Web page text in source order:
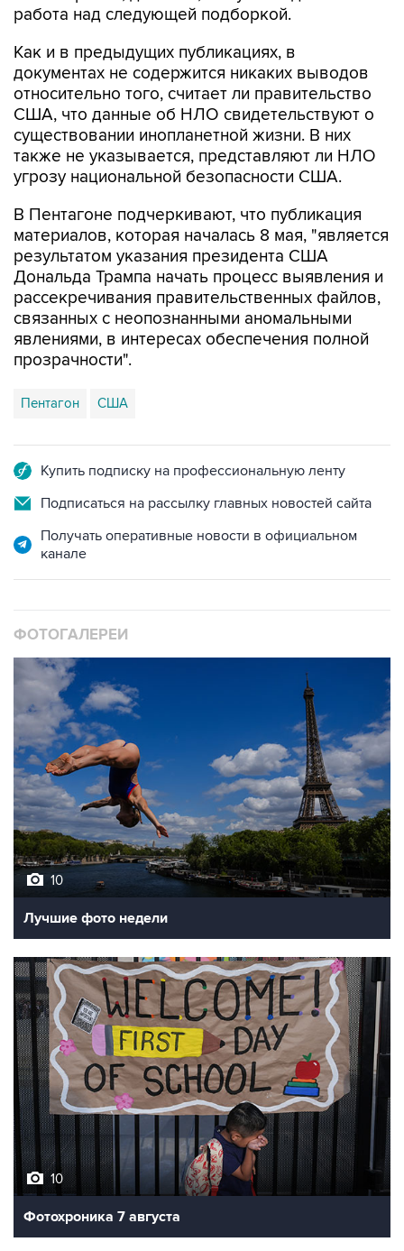
работа над следующей подборкой.
Как и в предыдущих публикациях, в
документах не содержится никаких выводов
относительно того, считает ли правительство
США, что данные об НЛО свидетельствуют о
существовании инопланетной жизни. В них
также не указывается, представляют ли НЛО
угрозу национальной безопасности США.
В Пентагоне подчеркивают, что публикация
материалов, которая началась 8 мая, "является
результатом указания президента США
Дональда Трампа начать процесс выявления и
рассекречивания правительственных файлов,
связанных с неопознанными аномальными
явлениями, в интересах обеспечения полной
прозрачности".
Пентагон США
Купить подписку на профессиональную ленту
Подписаться на рассылку главных новостей сайта
Получать оперативные новости в официальном
канале
ФОТОГАЛЕРЕИ
10
Лучшие фото недели
10
Фотохроника 7 августа